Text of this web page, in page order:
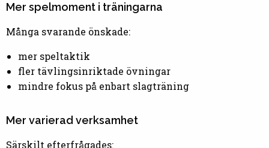
Mer spelmoment i träningarna
Många svarande önskade:
mer speltaktik
fler tävlingsinriktade övningar
mindre fokus på enbart slagträning
Mer varierad verksamhet
Särskilt efterfrågades: